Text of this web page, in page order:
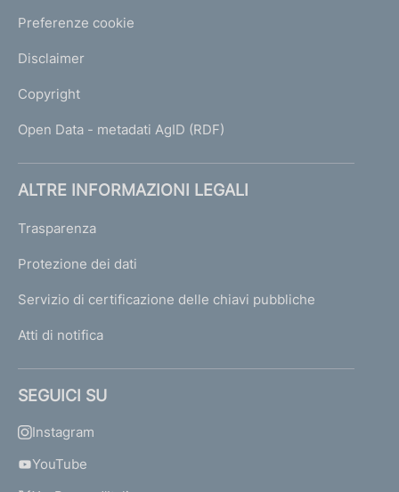
Preferenze cookie
Disclaimer
Copyright
Open Data - metadati AgID (RDF)
ALTRE INFORMAZIONI LEGALI
Trasparenza
Protezione dei dati
Servizio di certificazione delle chiavi pubbliche
Atti di notifica
SEGUICI SU
Instagram
YouTube